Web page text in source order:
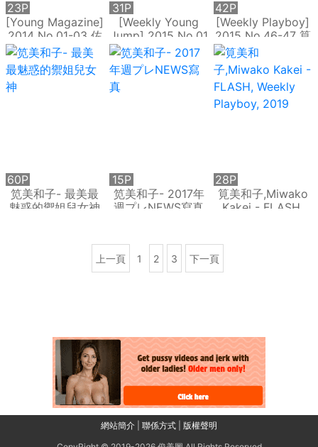
[Young Magazine]
2014 No.01-03 佐
野ひなこ 上野優華
トリンドル玲奈 マ
ギー 笕美和子
23P
[Weekly Young
Jump] 2015 No.01
02 笕美和子 滝口
ひかり 本田翼 内田
真禮
31P
[Weekly Playboy]
2015 No.46-47 筧
美和子 淺川梨奈 藤
原令子 兒玉遙 坂口
佳穂 林美佐 阿部乃
みく
42P
笕美和子- 最美最
魅惑的禦姐兒女神
60P
笕美和子- 2017年
週プレNEWS寫真
15P
筧美和子,Miwako
Kakei - FLASH,
28P
上一頁 1 2 3 下一頁
網站簡介 聯係方式
版權聲明